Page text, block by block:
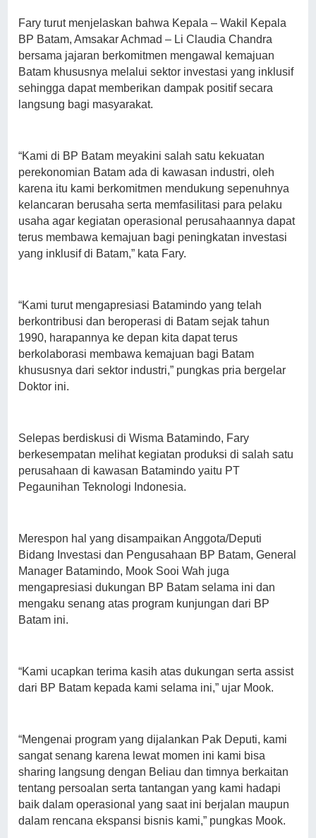
Fary turut menjelaskan bahwa Kepala – Wakil Kepala
BP Batam, Amsakar Achmad – Li Claudia Chandra
bersama jajaran berkomitmen mengawal kemajuan
Batam khususnya melalui sektor investasi yang inklusif
sehingga dapat memberikan dampak positif secara
langsung bagi masyarakat.
“Kami di BP Batam meyakini salah satu kekuatan
perekonomian Batam ada di kawasan industri, oleh
karena itu kami berkomitmen mendukung sepenuhnya
kelancaran berusaha serta memfasilitasi para pelaku
usaha agar kegiatan operasional perusahaannya dapat
terus membawa kemajuan bagi peningkatan investasi
yang inklusif di Batam,” kata Fary.
“Kami turut mengapresiasi Batamindo yang telah
berkontribusi dan beroperasi di Batam sejak tahun
1990, harapannya ke depan kita dapat terus
berkolaborasi membawa kemajuan bagi Batam
khususnya dari sektor industri,” pungkas pria bergelar
Doktor ini.
Selepas berdiskusi di Wisma Batamindo, Fary
berkesempatan melihat kegiatan produksi di salah satu
perusahaan di kawasan Batamindo yaitu PT
Pegaunihan Teknologi Indonesia.
Merespon hal yang disampaikan Anggota/Deputi
Bidang Investasi dan Pengusahaan BP Batam, General
Manager Batamindo, Mook Sooi Wah juga
mengapresiasi dukungan BP Batam selama ini dan
mengaku senang atas program kunjungan dari BP
Batam ini.
“Kami ucapkan terima kasih atas dukungan serta assist
dari BP Batam kepada kami selama ini,” ujar Mook.
“Mengenai program yang dijalankan Pak Deputi, kami
sangat senang karena lewat momen ini kami bisa
sharing langsung dengan Beliau dan timnya berkaitan
tentang persoalan serta tantangan yang kami hadapi
baik dalam operasional yang saat ini berjalan maupun
dalam rencana ekspansi bisnis kami,” pungkas Mook.